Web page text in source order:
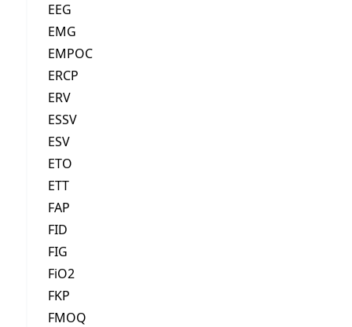
EEG
EMG
EMPOC
ERCP
ERV
ESSV
ESV
ETO
ETT
FAP
FID
FIG
FiO2
FKP
FMOQ